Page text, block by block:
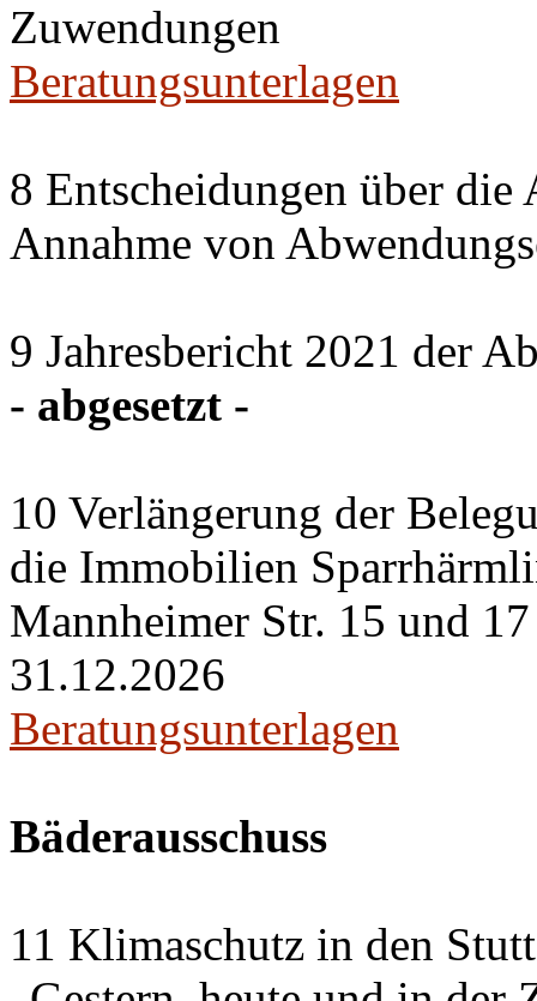
Zuwendungen
Beratungsunterlagen
8 Entscheidungen über
Annahme von
9 Jahresbericht 2021 der
- abgesetzt -
10 Verlängerung der
die Immobilien
Mannheimer Str. 15 und
31.12.2026
Beratungsunterlagen
Bäderausschuss
11 Klimaschutz in den